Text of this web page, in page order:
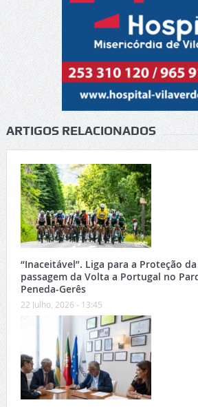
ARTIGOS RELACIONADOS
“Inaceitável”. Liga para a Proteção
passagem da Volta a Portugal no
Peneda-Gerês
22 Julho, 2026 - 13:45